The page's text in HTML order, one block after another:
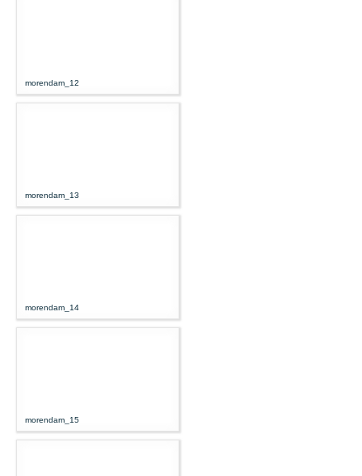
morendam_12
morendam_13
morendam_14
morendam_15